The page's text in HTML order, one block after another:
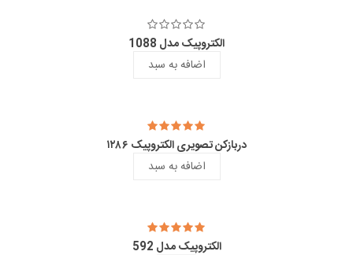
الکتروپیک مدل 1088
اضافه به سبد
دربازکن تصویری الکتروپیک ۱۲۸۶
اضافه به سبد
الکتروپیک مدل 592